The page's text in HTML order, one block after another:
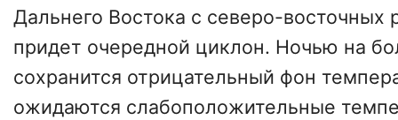
Дальнего Востока с северо-восточных
придет очередной циклон. Ночью на
сохранится отрицательный фон
ожидаются слабоположительные